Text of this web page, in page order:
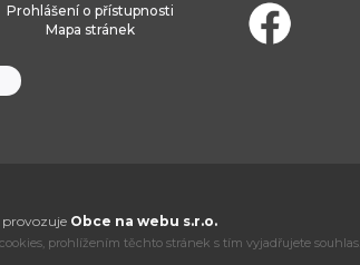
Prohlášení o přístupnosti
Mapa stránek
provozuje Obce na webu s.r.o.
prohlížením těchto stránek s tím vyjadřujete souhlas.